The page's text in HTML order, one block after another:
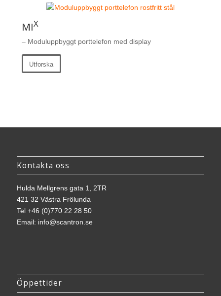
MIX
– Moduluppbyggt porttelefon med display
Utforska
Kontakta oss
Hulda Mellgrens gata 1, 2TR
421 32 Västra Frölunda
Tel +46 (0)770 22 28 50
Email: info@scantron.se
Öppettider